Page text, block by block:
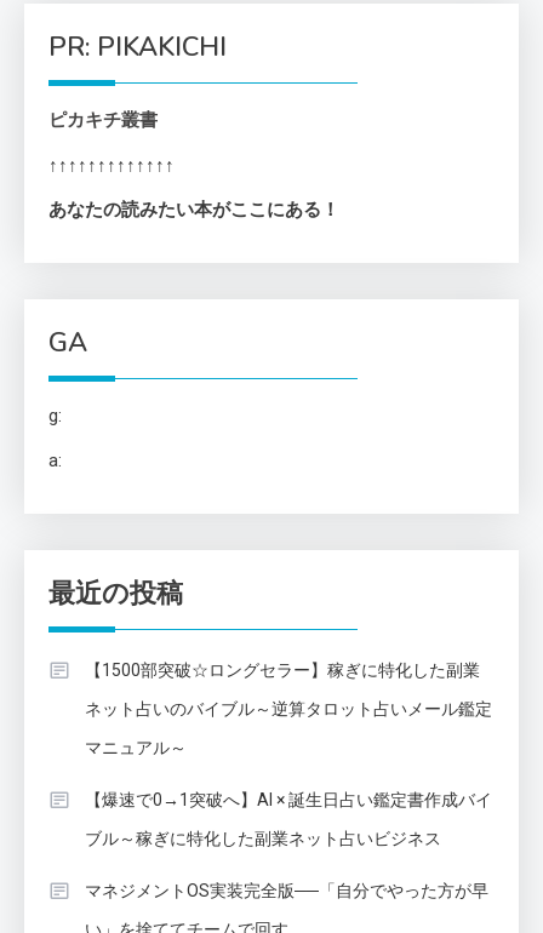
PR: PIKAKICHI
ピカキチ叢書
↑↑↑↑↑↑↑↑↑↑↑↑↑
あなたの読みたい本がここにある！
GA
g:
a:
最近の投稿
【1500部突破☆ロングセラー】稼ぎに特化した副業
ネット占いのバイブル～逆算タロット占いメール鑑定
マニュアル～
【爆速で0→1突破へ】AI × 誕生日占い鑑定書作成バイ
ブル～稼ぎに特化した副業ネット占いビジネス
マネジメントOS実装完全版──「自分でやった方が早